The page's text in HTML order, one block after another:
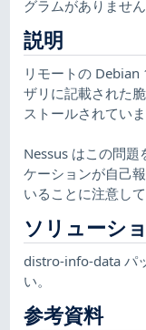
グラムがありません
説明
リモートの
ザリに記載された
ストールされていま
Nessus はこの問題
ケーションが自己
いることに注意して
ソリューシ
distro-info-data パ
い。
参考資料